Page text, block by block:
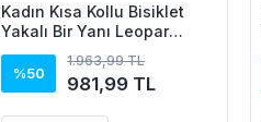
Kadın Kısa Kollu Bisiklet
Yakalı Bir Yanı Leopar
Detaylı Uzun Viskon Elbise
%50
1.963,99 TL
981,99 TL